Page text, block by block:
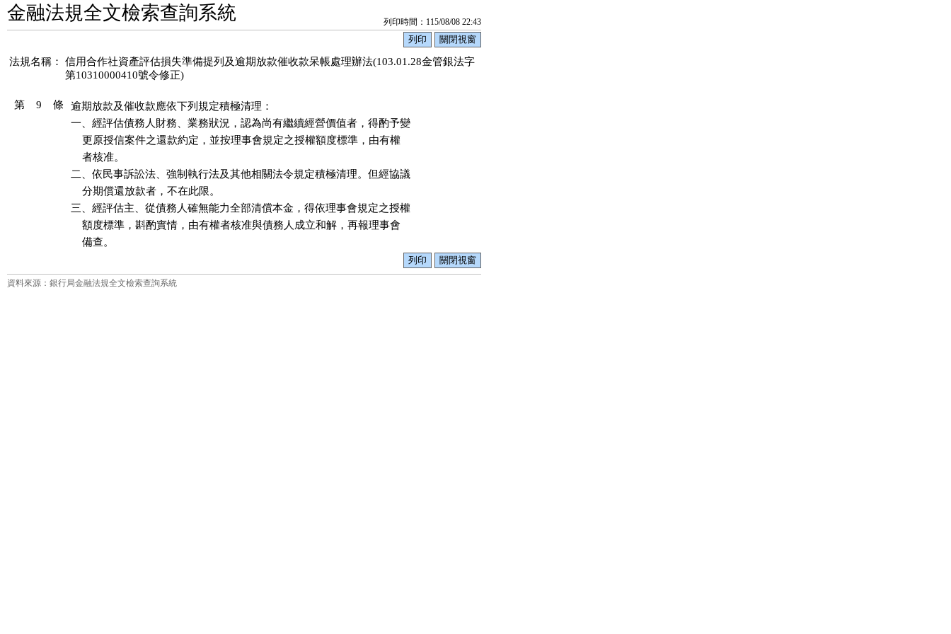
金融法規全文檢索查詢系統 列印時間：115/08/08 22:43
法規名稱：
信用合作社資產評估損失準備提列及逾期放款催收款呆帳處理辦法(103.01.28金管銀法字
第10310000410號令修正)
第 9 條
逾期放款及催收款應依下列規定積極清理：
一、經評估債務人財務、業務狀況，認為尚有繼續經營價值者，得酌予變
    更原授信案件之還款約定，並按理事會規定之授權額度標準，由有權
    者核准。
二、依民事訴訟法、強制執行法及其他相關法令規定積極清理。但經協議
    分期償還放款者，不在此限。
三、經評估主、從債務人確無能力全部清償本金，得依理事會規定之授權
    額度標準，斟酌實情，由有權者核准與債務人成立和解，再報理事會
    備查。
資料來源：銀行局金融法規全文檢索查詢系統